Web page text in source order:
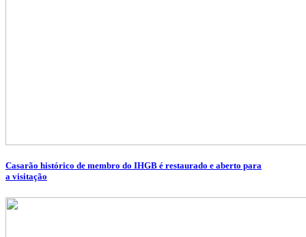
Casarão histórico de membro do IHGB é restaurado e aberto para
a visitação